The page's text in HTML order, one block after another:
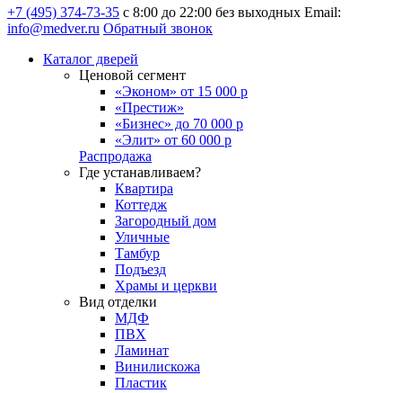
+7 (495) 374-73-35 с 8:00 до 22:00 без выходных Email:
info@medver.ru Обратный звонок
Каталог дверей
Ценовой сегмент
«Эконом» от 15 000 р
«Престиж»
«Бизнес» до 70 000 р
«Элит» от 60 000 р
Распродажа
Где устанавливаем?
Квартира
Коттедж
Загородный дом
Уличные
Тамбур
Подъезд
Храмы и церкви
Вид отделки
МДФ
ПВХ
Ламинат
Винилискожа
Пластик